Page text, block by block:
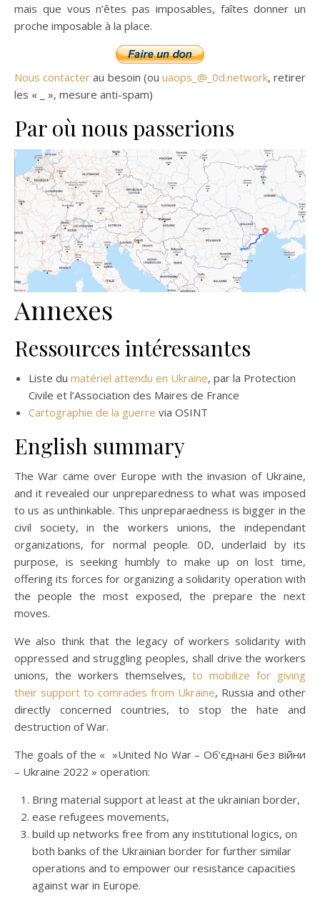
mais que vous n’êtes pas imposables, faîtes donner un
proche imposable à la place.
Nous contacter au besoin (ou uaops_@_0d.network, retirer
les « _ », mesure anti-spam)
Par où nous passerions
Annexes
Ressources intéressantes
Liste du matériel attendu en Ukraine, par la Protection
Civile et l’Association des Maires de France
Cartographie de la guerre via OSINT
English summary
The War came over Europe with the invasion of Ukraine,
and it revealed our unpreparedness to what was imposed
to us as unthinkable. This unpreparaedness is bigger in the
civil society, in the workers unions, the independant
organizations, for normal people. 0D, underlaid by its
purpose, is seeking humbly to make up on lost time,
offering its forces for organizing a solidarity operation with
the people the most exposed, the prepare the next
moves.
We also think that the legacy of workers solidarity with
oppressed and struggling peoples, shall drive the workers
unions, the workers themselves, to mobilize for giving
their support to comrades from Ukraine, Russia and other
directly concerned countries, to stop the hate and
destruction of War.
The goals of the « »United No War – Об’єднані без війни
– Ukraine 2022 » operation:
Bring material support at least at the ukrainian border,
ease refugees movements,
build up networks free from any institutional logics, on
both banks of the Ukrainian border for further similar
operations and to empower our resistance capacities
against war in Europe.